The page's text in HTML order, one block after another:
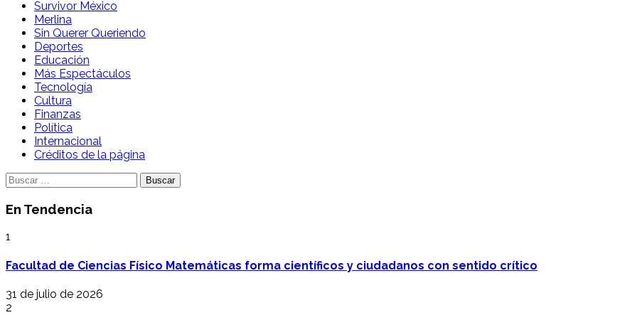
Survivor México
Merlina
Sin Querer Queriendo
Deportes
Educación
Más Espectáculos
Tecnología
Cultura
Finanzas
Política
Internacional
Créditos de la página
Buscar:
En Tendencia
1
Facultad de Ciencias Físico Matemáticas forma científicos y ciudadanos con sentido crítico
31 de julio de 2026
2